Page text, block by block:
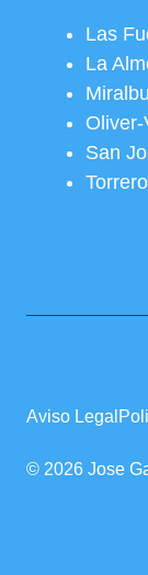
Las
La
San
© 2026 Jose
Aviso Legal